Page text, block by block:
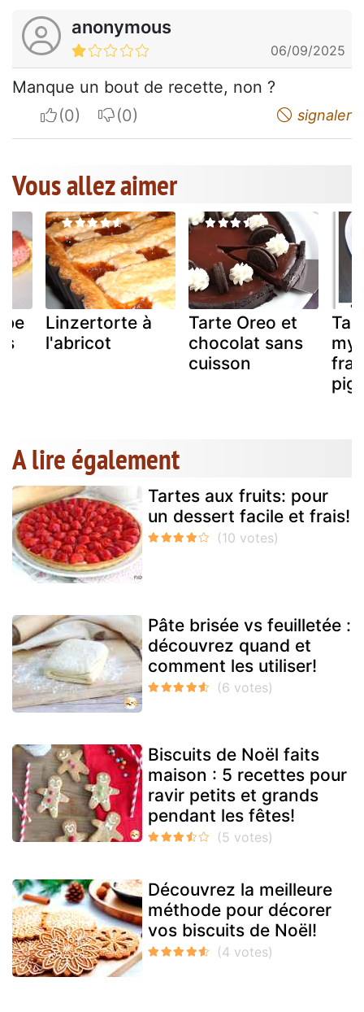
anonymous
06/09/2025
Manque un bout de recette, non ?
I apreciateI do not appreciate signaler
Vous allez aimer
Linzertorte à
l'abricot
Tarte Oreo et
chocolat sans
cuisson
A lire également
Tartes aux fruits: pour
un dessert facile et frais!
Pâte brisée vs feuilletée :
découvrez quand et
comment les utiliser!
Biscuits de Noël faits
maison : 5 recettes pour
ravir petits et grands
pendant les fêtes!
Découvrez la meilleure
méthode pour décorer
vos biscuits de Noël!